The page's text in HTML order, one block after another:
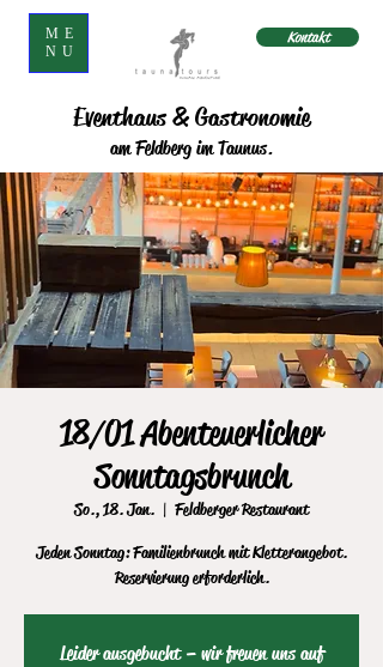
ME
NU
Kontakt
Eventhaus & Gastronomie
am Feldberg im Taunus.
18/01 Abenteuerlicher
Sonntagsbrunch
So., 18. Jan.
  |
Feldberger Restaurant
Jeden Sonntag: Familienbrunch mit Kletterangebot.
Reservierung erforderlich.
Leider ausgebucht – wir freuen uns auf